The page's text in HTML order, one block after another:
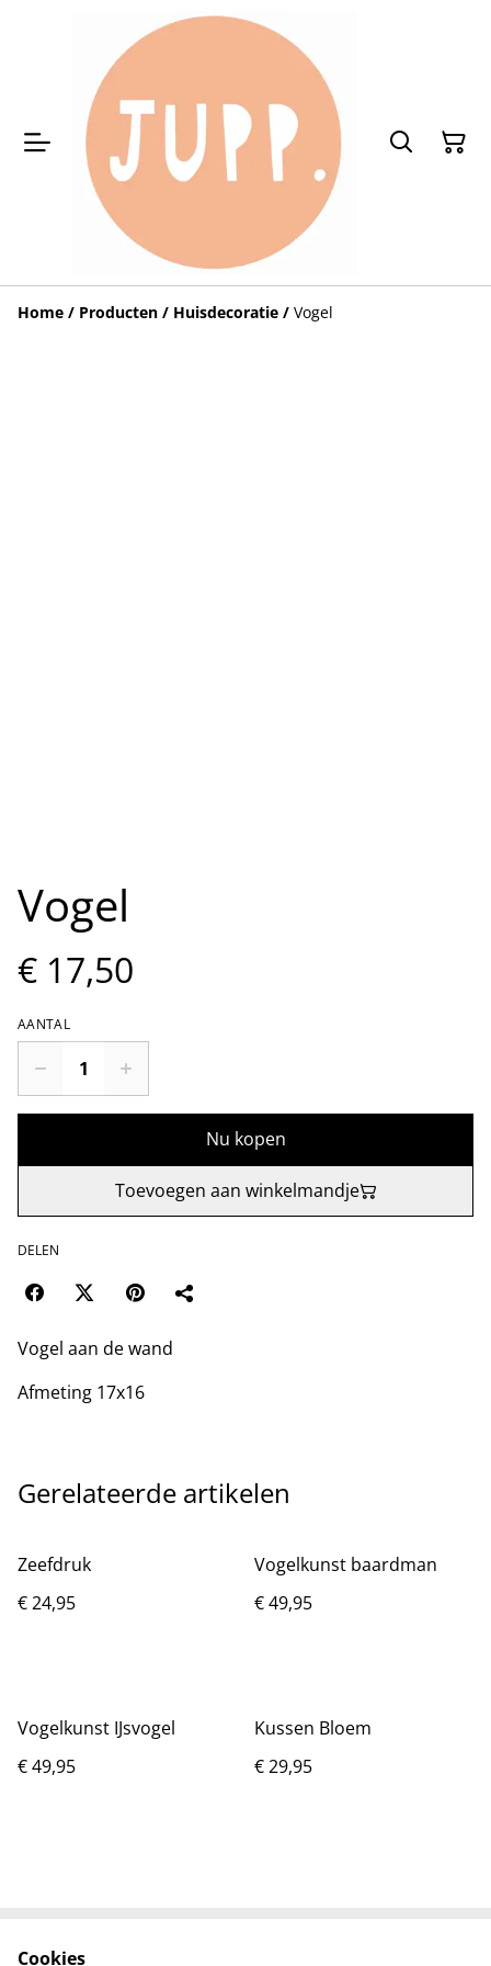
Home / Producten / Huisdecoratie / Vogel
Vogel
€ 17,50
AANTAL
Nu kopen
Toevoegen aan winkelmandje
DELEN
Vogel aan de wand
Afmeting 17x16
Gerelateerde artikelen
Zeefdruk
€ 24,95
Vogelkunst baardman
€ 49,95
Vogelkunst IJsvogel
€ 49,95
Kussen Bloem
€ 29,95
Cookies